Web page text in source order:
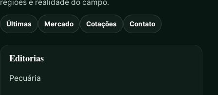
regiões e realidade do campo.
Últimas Mercado Cotações Contato
Editorias
Pecuária